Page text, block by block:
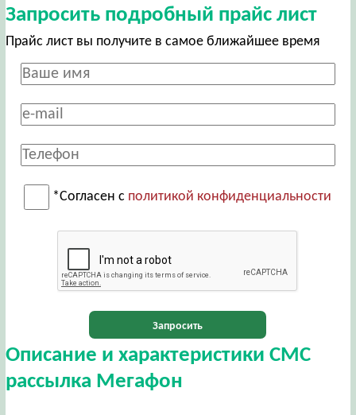
Запросить подробный прайс лист
Прайс лист вы получите в самое ближайшее время
*Согласен с политикой конфиденциальности
Запросить
Описание и характеристики СМС
рассылка Мегафон